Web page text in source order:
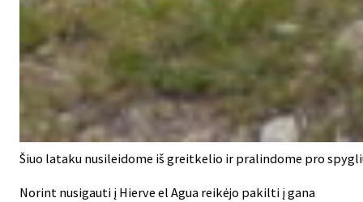
Šiuo lataku nusileidome iš greitkelio ir pralindome pro
Norint nusigauti į Hierve el Agua reikėjo pakilti į gana